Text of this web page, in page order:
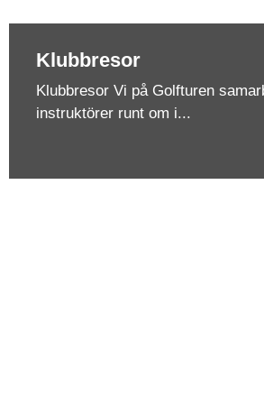
Klubbresor
Klubbresor Vi på Golfturen
instruktörer runt om i...